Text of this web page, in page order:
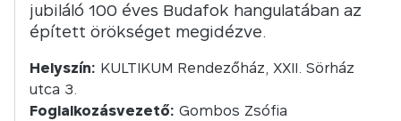
jubiláló 100 éves Budafok hangulatában az
épített örökséget megidézve.
Helyszín: KULTIKUM Rendezőház, XXII. Sörház
utca 3.
Foglalkozásvezető: Gombos Zsófia